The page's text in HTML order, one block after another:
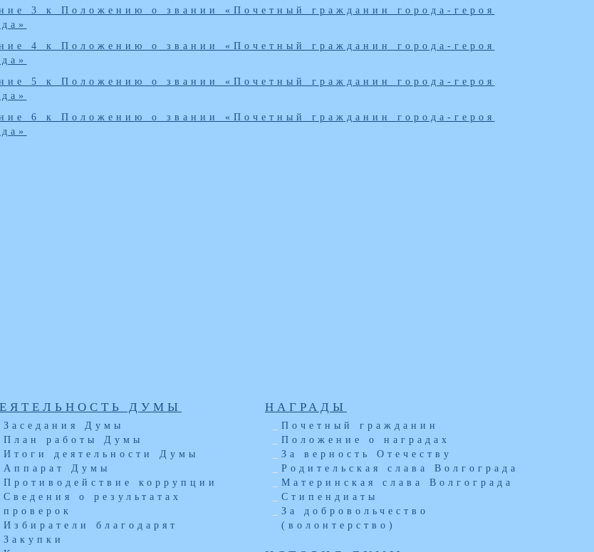
3 к Положению о звании «Почетный гражданин города-героя
4 к Положению о звании «Почетный гражданин города-героя
5 к Положению о звании «Почетный гражданин города-героя
6 к Положению о звании «Почетный гражданин города-героя
ДУМЫ
Заседания Думы
План работы Думы
Итоги деятельности Думы
Аппарат Думы
Противодействие коррупции
Сведения о результатах
проверок
Избиратели благодарят
Закупки
НАГРАДЫ
Почетный гражданин
Положение о наградах
За верность Отечеству
Родительская слава Волгограда
Материнская слава Волгограда
Стипендиаты
За добровольчество
(волонтерство)